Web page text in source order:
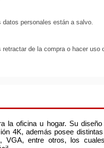
personales están a salvo.
de la compra o hacer uso
la oficina u hogar. Su diseño
4K, además posee
VGA, entre otros, los